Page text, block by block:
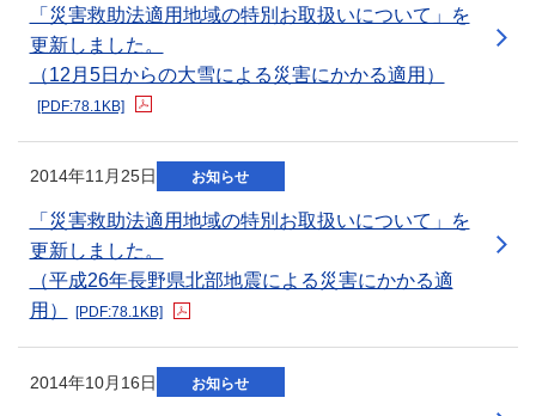
「災害救助法適用地域の特別お取扱いについて」を
更新しました。
（12月5日からの大雪による災害にかかる適用）
[PDF:78.1KB]
2014年11月25日 お知らせ
「災害救助法適用地域の特別お取扱いについて」を
更新しました。
（平成26年長野県北部地震による災害にかかる適
用）
[PDF:78.1KB]
新規ウィンドウを開きます
2014年10月16日 お知らせ
新規ウィンドウを開きます